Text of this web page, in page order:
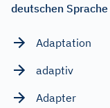
deutschen Sprache
Adaptation
adaptiv
Adapter